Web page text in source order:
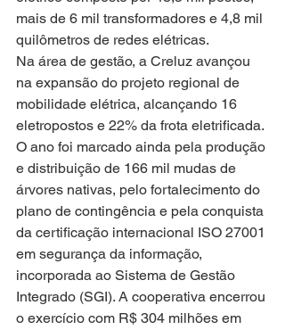
mais de 6 mil transformadores e 4,8 mil
quilômetros de redes elétricas.
Na área de gestão, a Creluz avançou
na expansão do projeto regional de
mobilidade elétrica, alcançando 16
eletropostos e 22% da frota eletrificada.
O ano foi marcado ainda pela produção
e distribuição de 166 mil mudas de
árvores nativas, pelo fortalecimento do
plano de contingência e pela conquista
da certificação internacional ISO 27001
em segurança da informação,
incorporada ao Sistema de Gestão
Integrado (SGI). A cooperativa encerrou
o exercício com R$ 304 milhões em